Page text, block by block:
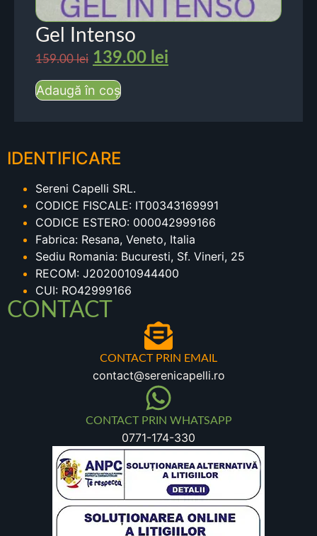
Gel Intenso
159.00lei 139.00 lei
Adaugă în coș
IDENTIFICARE
Sereni Capelli SRL.
CODICE FISCALE: IT00343169991
CODICE ESTERO: 000042999166
Fabrica: Resana, Veneto, Italia
Sediu Romania: Bucuresti, Sf. Vineri, 25
RECOM: J2020010944400
CUI: RO42999166
CONTACT
CONTACT PRIN EMAIL
contact@serenicapelli.ro
CONTACT PRIN WHATSAPP
0771-174-330